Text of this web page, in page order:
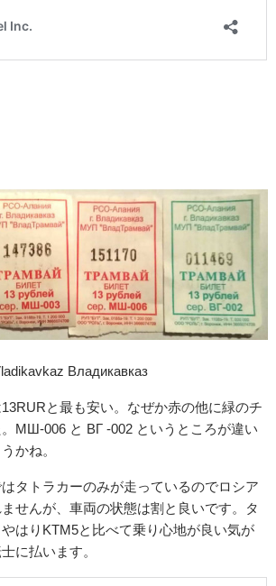
Владикавказ
と最も安い。なぜか赤の他に緑のチ
МШ-006 と ВГ -002 というところが違い
かね。
タトラカーのみが走っているのでロシア
せんが、車両の状態は割と良いです。タ
はりKTM5と比べて乗り心地が良い気が
に払います。